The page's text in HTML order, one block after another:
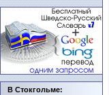
В Стокгольме: